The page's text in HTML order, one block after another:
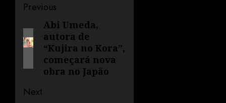
Previous
Abi Umeda,
autora de
“Kujira no Kora”,
começará nova
obra no Japão
Next